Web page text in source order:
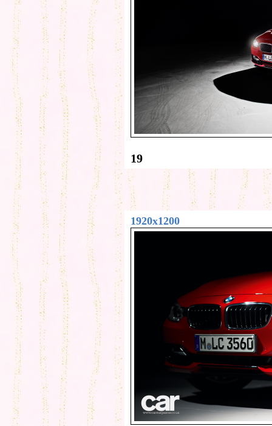
19
1920x1200